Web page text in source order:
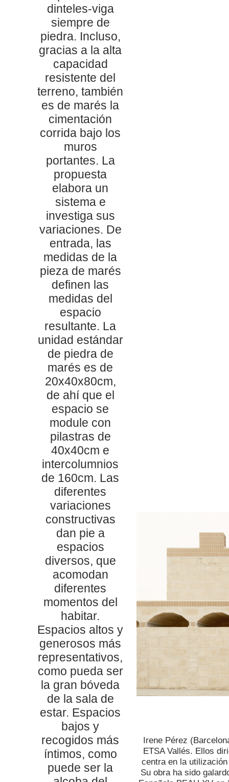
dinteles-viga
siempre de
piedra. Incluso,
gracias a la alta
capacidad
resistente del
terreno, también
es de marés la
cimentación
corrida bajo los
muros
portantes. La
propuesta
elabora un
sistema e
investiga sus
variaciones. De
entrada, las
medidas de la
pieza de marés
definen las
medidas del
espacio
resultante. La
unidad estándar
de piedra de
marés es de
20x40x80cm,
de ahí que el
espacio se
module con
pilastras de
40x40cm e
intercolumnios
de 160cm. Las
diferentes
variaciones
constructivas
dan pie a
espacios
diversos, que
acomodan
diferentes
momentos del
habitar.
Espacios altos y
generosos más
representativos,
como pueda ser
la gran bóveda
de la sala de
estar. Espacios
bajos y
recogidos más
íntimos, como
puede ser la
Irene Pérez
ETSA Vallés. Ellos
centra en la
Su obra ha sido